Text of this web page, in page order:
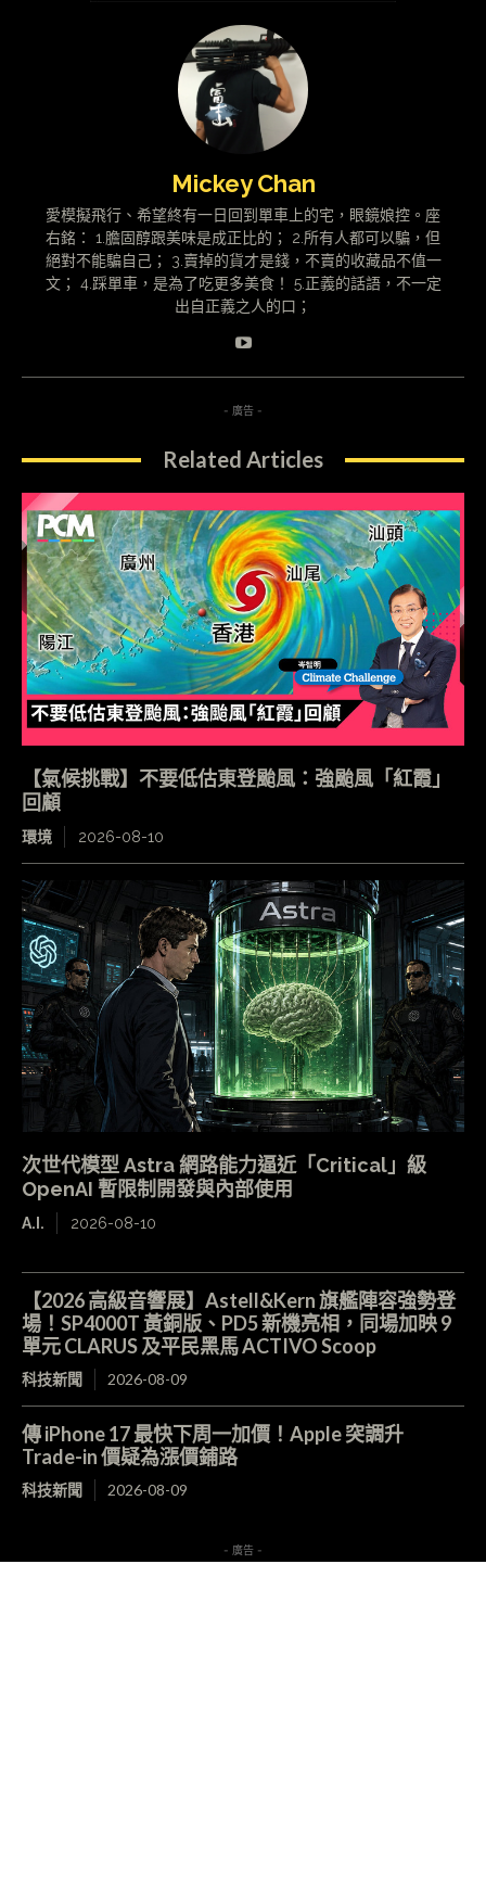
Mickey Chan
愛模擬飛行、希望終有一日回到單車上的宅，眼鏡娘控。座
右銘： 1.膽固醇跟美味是成正比的； 2.所有人都可以騙，但
絕對不能騙自己； 3.賣掉的貨才是錢，不賣的收藏品不值一
文； 4.踩單車，是為了吃更多美食！ 5.正義的話語，不一定
出自正義之人的口；
- 廣告 -
Related Articles
【氣候挑戰】不要低估東登颱風：強颱風「紅霞」
回顧
環境 2026-08-10
次世代模型 Astra 網路能力逼近「Critical」級
OpenAI 暫限制開發與內部使用
A.I. 2026-08-10
【2026 高級音響展】Astell&Kern 旗艦陣容強勢登
場！SP4000T 黃銅版、PD5 新機亮相，同場加映 9
單元 CLARUS 及平民黑馬 ACTIVO Scoop
科技新聞 2026-08-09
傳 iPhone 17 最快下周一加價！Apple 突調升
Trade-in 價疑為漲價鋪路
科技新聞 2026-08-09
- 廣告 -